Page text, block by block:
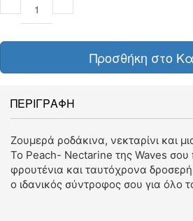
Προσθήκη στο
ΠΕΡΙΓΡΑΦΗ
Ζουμερά ροδάκινα, νεκταρίνι και
Το Peach- Nectarine της Waves σου
φρουτένια και ταυτόχρονα δροσερή
ο ιδανικός σύντροφος σου για όλο